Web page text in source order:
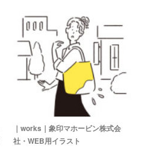
｜works｜象印マホービン株式会
社・WEB用イラスト